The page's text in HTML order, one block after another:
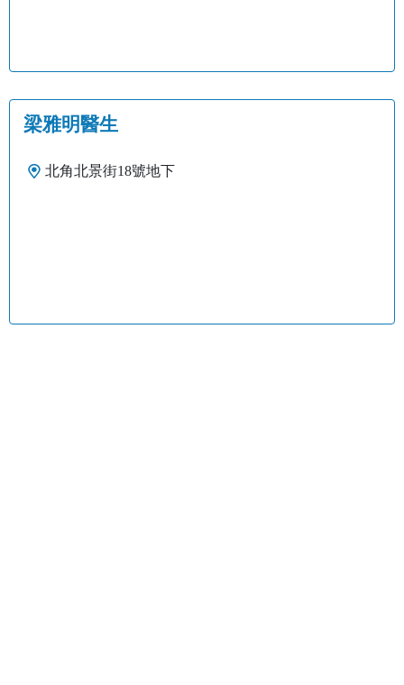
梁雅明醫生
北角北景街18號地下